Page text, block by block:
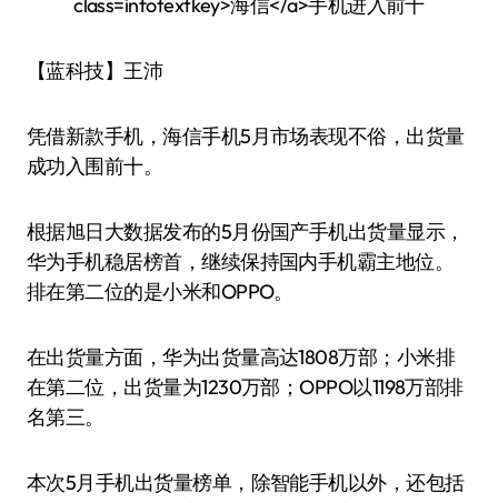
【蓝科技】王沛
凭借新款手机，海信手机5月市场表现不俗，出货量
成功入围前十。
根据旭日大数据发布的5月份国产手机出货量显示，
华为手机稳居榜首，继续保持国内手机霸主地位。
排在第二位的是小米和OPPO。
在出货量方面，华为出货量高达1808万部；小米排
在第二位，出货量为1230万部；OPPO以1198万部排
名第三。
本次5月手机出货量榜单，除智能手机以外，还包括